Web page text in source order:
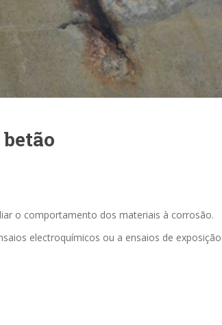
o comportamento dos materiais à corrosão.
electroquímicos ou a ensaios de exposição